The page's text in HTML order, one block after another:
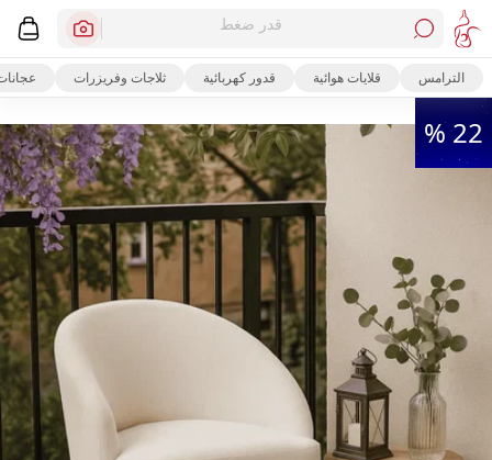
قدر ضغط
الترامس قلايات هوائية قدور كهربائية ثلاجات وفريزرات
22 %